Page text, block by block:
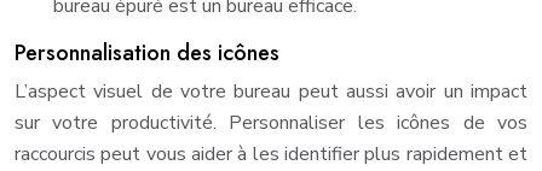
bureau épuré est un bureau efficace.
Personnalisation des icônes
L’aspect visuel de votre bureau peut aussi avoir un impact
sur votre productivité. Personnaliser les icônes de vos
raccourcis peut vous aider à les identifier plus rapidement et